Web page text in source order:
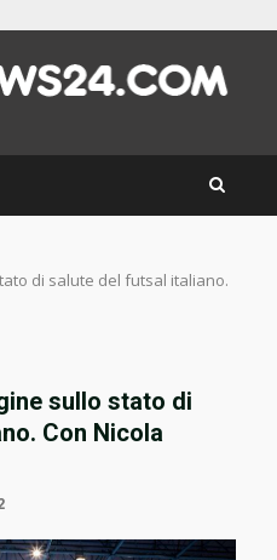
di salute del futsal italiano.
sullo stato di
Con Nicola